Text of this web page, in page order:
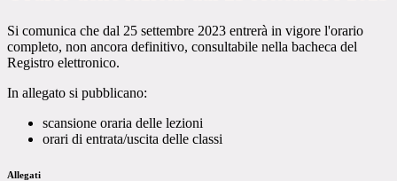
Si comunica che dal 25 settembre 2023 entrerà in vigore l'orario
completo, non ancora definitivo, consultabile nella bacheca del
Registro elettronico.
In allegato si pubblicano:
scansione oraria delle lezioni
orari di entrata/uscita delle classi
Allegati